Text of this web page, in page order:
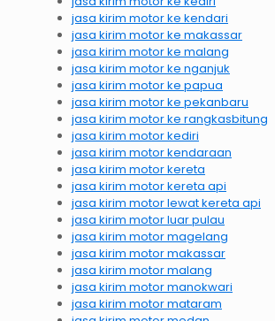
jasa kirim motor ke kendari
jasa kirim motor ke makassar
jasa kirim motor ke malang
jasa kirim motor ke nganjuk
jasa kirim motor ke papua
jasa kirim motor ke pekanbaru
jasa kirim motor ke rangkasbitung
jasa kirim motor kediri
jasa kirim motor kendaraan
jasa kirim motor kereta
jasa kirim motor kereta api
jasa kirim motor lewat kereta api
jasa kirim motor luar pulau
jasa kirim motor magelang
jasa kirim motor makassar
jasa kirim motor malang
jasa kirim motor manokwari
jasa kirim motor mataram